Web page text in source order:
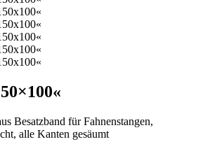
Besatzband für Fahnenstangen,
alle Kanten gesäumt